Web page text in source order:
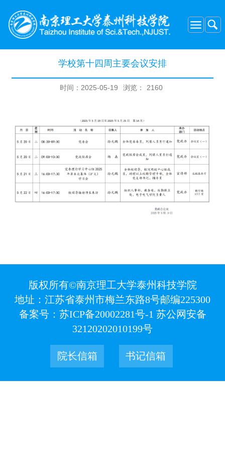
学校第十四周主要会议安排
时间：2025-05-19 浏览： 2160
版权所有©南京理工大学泰州科技学院
地址：江苏省泰州市梅兰东路8号邮编225300
备案号：苏ICP备20002281号-1 苏公网安备
32120202010199号
院长信箱 书记信箱